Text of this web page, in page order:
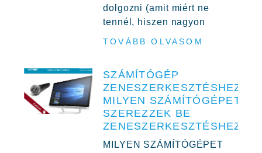
dolgozni (amit miért ne
tennél, hiszen nagyon
TOVÁBB OLVASOM
SZÁMÍTÓGÉP
ZENESZERKESZTÉSHEZ,
MILYEN SZÁMÍTÓGÉPET
SZEREZZEK BE
ZENESZERKESZTÉSHEZ?
MILYEN SZÁMÍTÓGÉPET